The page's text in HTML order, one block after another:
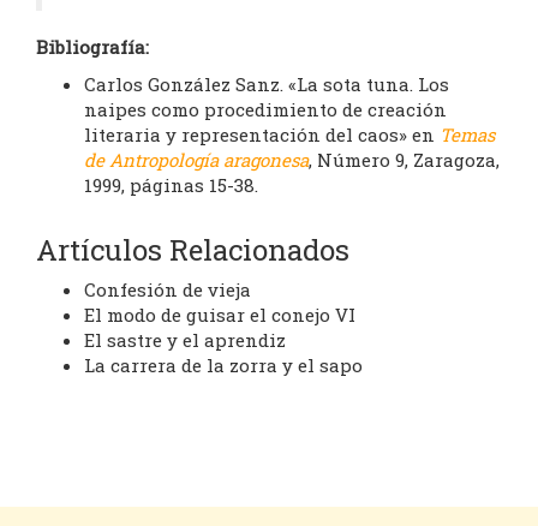
Bibliografía:
Carlos González Sanz. «La sota tuna. Los
naipes como procedimiento de creación
literaria y representación del caos» en Temas
de Antropología aragonesa, Número 9, Zaragoza,
1999, páginas 15-38.
Artículos Relacionados
Confesión de vieja
El modo de guisar el conejo VI
El sastre y el aprendiz
La carrera de la zorra y el sapo